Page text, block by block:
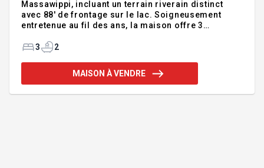
Massawippi, incluant un terrain riverain distinct
avec 88' de frontage sur le lac. Soigneusement
entretenue au fil des ans, la maison offre 3
qu'une grande terrasse et un ruisseau qui longe le
la propriété. Au bord de l'eau, un cabanon bien
aménagé permet de profiter pleinement de la
3 2
MAISON À VENDRE